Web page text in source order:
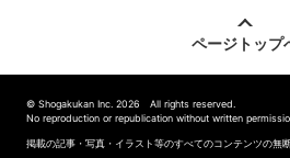
ページトップ
© Shogakukan Inc. 2026 All rights reserved.
No reproduction or republication without written
掲載の記事・写真・イラスト等のすべてのコンテンツの無